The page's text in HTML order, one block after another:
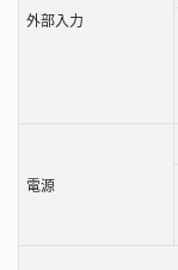
外部入力
電源